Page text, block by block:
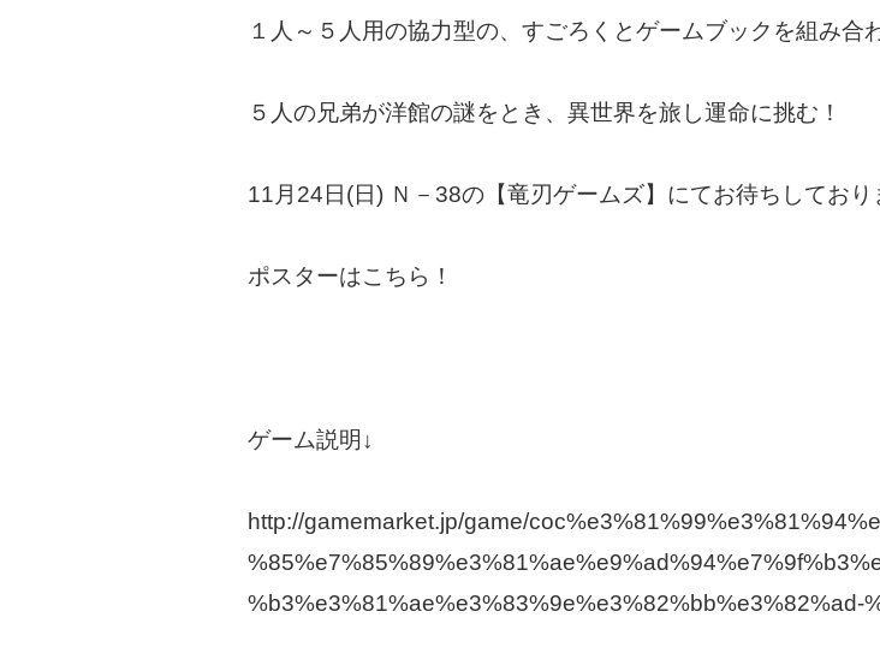
１人～５人用の協力型の、すごろくとゲームブックを組み合
５人の兄弟が洋館の謎をとき、異世界を旅し運命に挑む！
11月24日(日) Ｎ－38の【竜刃ゲームズ】にてお待ちしており
ポスターはこちら！
ゲーム説明↓
http://gamemarket.jp/game/
%b3%e3%81%ae%e3%83%9e%e3%82%bb%e3%82%ad-